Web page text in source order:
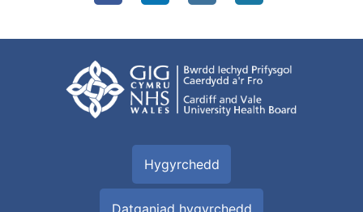
Hygyrchedd
Datganiad hygyrchedd